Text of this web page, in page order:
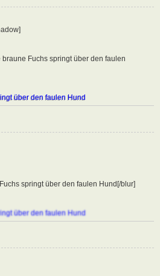
Fuchs springt über den faulen
über den faulen Hund
springt über den faulen Hund[/blur]
über den faulen Hund